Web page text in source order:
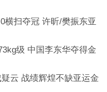
横扫夺冠 许昕/樊振东亚
级 中国李东华夺得金
云 战绩辉煌不缺亚运金